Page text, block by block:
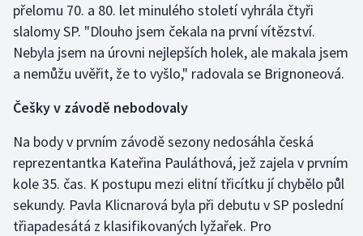
Krasobruslení
Lezení
Motorsport
Olympijské hry
přelomu 70. a 80. let minulého století vyhrála čtyři
slalomy SP. "Dlouho jsem čekala na první vítězství.
Nebyla jsem na úrovni nejlepších holek, ale makala jsem
a nemůžu uvěřit, že to vyšlo," radovala se Brignoneová.
Češky v závodě nebodovaly
Na body v prvním závodě sezony nedosáhla česká
reprezentantka Kateřina Pauláthová, jež zajela v prvním
kole 35. čas. K postupu mezi elitní třicítku jí chybělo půl
sekundy. Pavla Klicnarová byla při debutu v SP poslední
třiapadesátá z klasifikovaných lyžařek. Pro